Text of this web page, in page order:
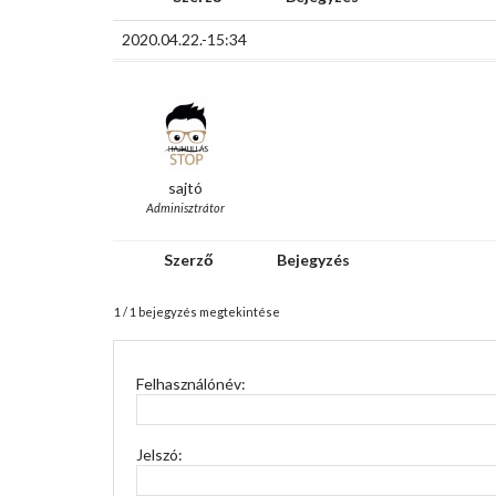
2020.04.22.-15:34
sajtó
Adminisztrátor
Szerző Bejegyzés
1 / 1 bejegyzés megtekintése
Felhasználónév:
Jelszó: